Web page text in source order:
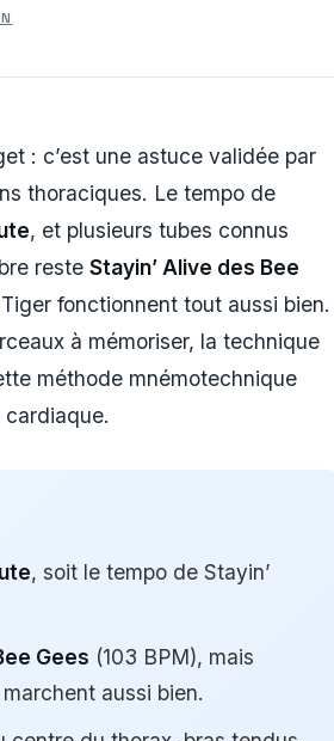
: c’est une astuce validée par
thoraciques. Le tempo de
, et plusieurs tubes connus
reste Stayin’ Alive des Bee
fonctionnent tout aussi bien.
à mémoriser, la technique
méthode mnémotechnique
cardiaque.
, soit le tempo de Stayin’
Gees (103 BPM), mais
aussi bien.